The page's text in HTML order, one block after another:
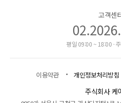
이용약관 개인정보처리방침
주식회사 케
고객센
평일 09:00 ~ 18:00 ·